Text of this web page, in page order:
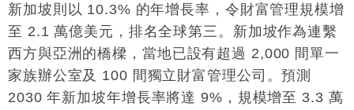
16:33
財經｜滙控重啟最多10億美元回購 派息比率目標維持
50%
新加坡則以 10.3% 的年增長率，令財富管理規模增
至 2.1 萬億美元，排名全球第三。新加坡作為連繫
西方與亞洲的橋樑，當地已設有超過 2,000 間單一
家族辦公室及 100 間獨立財富管理公司。預測
2030 年新加坡年增長率將達 9%，規模增至 3.3 萬